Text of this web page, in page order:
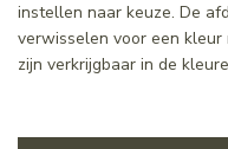
instellen naar keuze. De
verwisselen voor een kleur
zijn verkrijgbaar in de